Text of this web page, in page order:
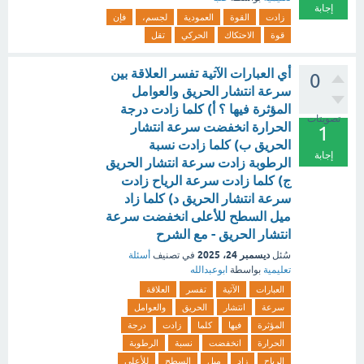
إجابة
زادت القوة العمودية لجسم،
فإن
قوة
الاحتكاك الحركي تقل
0
تصويتات
1
إجابة
أي العبارات الآتية تفسر العلاقة بين
سرعة انتشار الحريق والعوامل
المؤثرة فيها ؟ أ) كلما زادت درجة
الحرارة انخفضت سرعة انتشار
الحريق ب) كلما زادت نسبة
الرطوبة زادت سرعة انتشار الحريق
ج) كلما زادت سرعة الرياح زادت
سرعة انتشار الحريق د) كلما زاد
ميل السطح للأعلى انخفضت سرعة
انتشار الحريق - مع الشرح
سُئل ديسمبر 24، 2025 في تصنيف أسئلة
تعليمية بواسطة ابوعبدالله
العبارات الآتية تفسر
العلاقة
سرعة
انتشار الحريق
والعوامل
المؤثرة
فيها كلما زادت
درجة
الحرارة
انخفضت نسبة
الرطوبة
الرياح
زاد ميل السطح للأعلى